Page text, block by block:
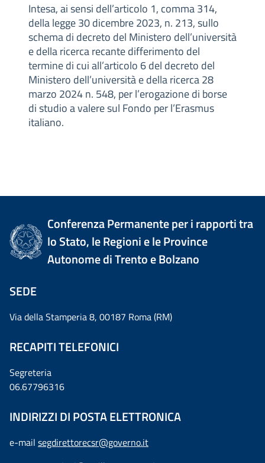
Intesa, ai sensi dell’articolo 1, comma 314,
della legge 30 dicembre 2023, n. 213, sullo
schema di decreto del Ministero dell’università
e della ricerca recante differimento del
termine di cui all’articolo 6 del decreto del
Ministero dell’università e della ricerca 28
marzo 2024 n. 548, per l’erogazione di borse
di studio a valere sul Fondo per l’Erasmus
italiano.
Conferenza Permanente per i rapporti tra
lo Stato, le Regioni e le Province
Autonome di Trento e Bolzano
SEDE
Via della Stamperia 8, 00187 Roma (RM)
RECAPITI TELEFONICI
Segreteria
06.67796316
INDIRIZZI DI POSTA ELETTRONICA
e-mail segdirettorecsr@governo.it